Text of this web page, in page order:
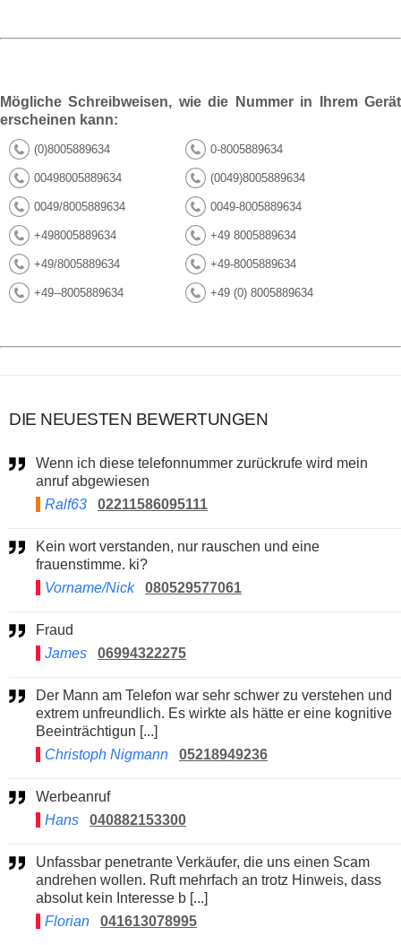
Mögliche Schreibweisen, wie die Nummer in Ihrem Gerät
erscheinen kann:
(0)8005889634 0-8005889634
00498005889634 (0049)8005889634
0049/8005889634 0049-8005889634
+498005889634 +49 8005889634
+49/8005889634 +49-8005889634
+49--8005889634 +49 (0) 8005889634
DIE NEUESTEN BEWERTUNGEN
Wenn ich diese telefonnummer zurückrufe wird mein
anruf abgewiesen
Ralf63
02211586095111
Kein wort verstanden, nur rauschen und eine
frauenstimme. ki?
Vorname/Nick
080529577061
Fraud
James
06994322275
Der Mann am Telefon war sehr schwer zu verstehen und
extrem unfreundlich. Es wirkte als hätte er eine kognitive
Beeinträchtigun [...]
Christoph Nigmann
05218949236
Werbeanruf
Hans
040882153300
Unfassbar penetrante Verkäufer, die uns einen Scam
andrehen wollen. Ruft mehrfach an trotz Hinweis, dass
absolut kein Interesse b [...]
Florian
041613078995